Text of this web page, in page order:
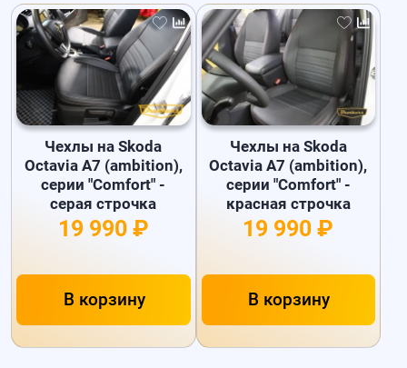
Чехлы на Skoda
Octavia A7 (ambition),
серии "Comfort" -
серая строчка
19 990 ₽
В корзину
Чехлы на Skoda
Octavia A7 (ambition),
серии "Comfort" -
красная строчка
19 990 ₽
В корзину